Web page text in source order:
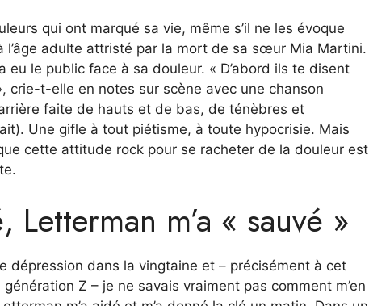
qui ont marqué sa vie, même s’il ne les évoque
l’âge adulte attristé par la mort de sa sœur Mia Martini.
eu le public face à sa douleur. « D’abord ils te disent
t-elle en notes sur scène avec une chanson
faite de hauts et de bas, de ténèbres et
Une gifle à tout piétisme, à toute hypocrisie. Mais
cette attitude rock pour se racheter de la douleur est
m’a « sauvé »
dépression dans la vingtaine et – précisément à cet
Z – je ne savais vraiment pas comment m’en